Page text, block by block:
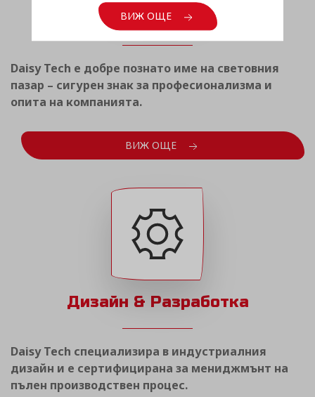
Световен опит
Daisy Tech е добре познато име на световния
пазар – сигурен знак за професионализма и
опита на компанията.
ВИЖ ОЩЕ
Дизайн & Разработка
Daisy Tech специализира в индустриалния
дизайн и е сертифицирана за мениджмънт на
пълен производствен процес.
ВИЖ ОЩЕ